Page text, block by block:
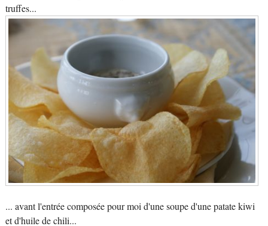
truffes...
... avant l'entrée composée pour moi d'une soupe d'une patate kiwi
et d'huile de chili...